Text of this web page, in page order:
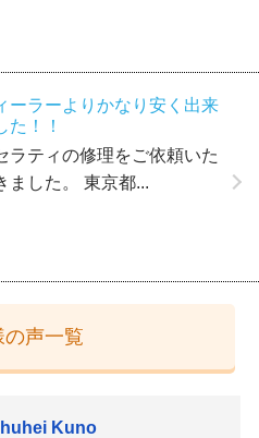
ーラーよりかなり安く出来
た！！
ラティの修理をご依頼いた
ました。 東京都...
の声一覧